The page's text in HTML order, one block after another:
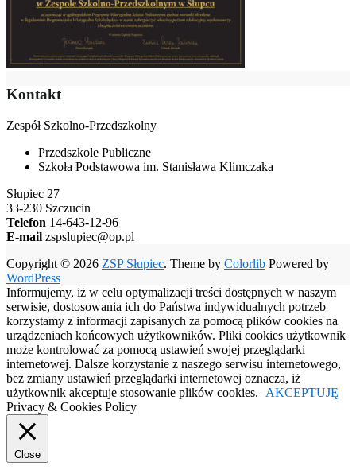
Kontakt
Zespół Szkolno-Przedszkolny
Przedszkole Publiczne
Szkoła Podstawowa im. Stanisława Klimczaka
Słupiec 27
33-230 Szczucin
Telefon 14-643-12-96
E-mail zspslupiec@op.pl
Copyright © 2026 ZSP Słupiec. Theme by Colorlib Powered by
WordPress
Informujemy, iż w celu optymalizacji treści dostępnych w naszym
serwisie, dostosowania ich do Państwa indywidualnych potrzeb
korzystamy z informacji zapisanych za pomocą plików cookies na
urządzeniach końcowych użytkowników. Pliki cookies użytkownik
może kontrolować za pomocą ustawień swojej przeglądarki
internetowej. Dalsze korzystanie z naszego serwisu internetowego,
bez zmiany ustawień przeglądarki internetowej oznacza, iż
użytkownik akceptuje stosowanie plików cookies.
AKCEPTUJĘ
Privacy & Cookies Policy
Close